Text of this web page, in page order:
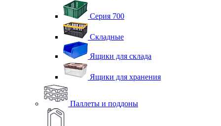
Серия 700
Складные
Ящики для склада
Ящики для хранения
Паллеты и поддоны